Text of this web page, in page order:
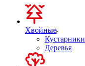
Хвойные
Кустарники
Деревья